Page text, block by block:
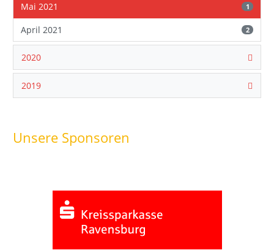
Mai 2021 1
April 2021 2
2020
2019
Unsere Sponsoren